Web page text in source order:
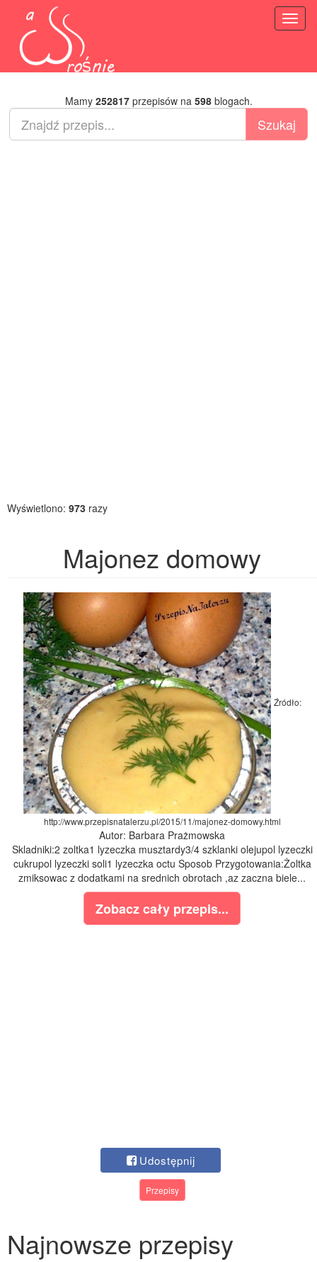
Mamy 252817przepisów na 598blogach.
Wyświetlono: 973 razy
Majonez domowy
Źródło:
http://www.przepisnatalerzu.pl/2015/11/majonez-domowy.html
Autor: Barbara Prażmowska
Skladniki:2 zoltka1 lyzeczka musztardy3/4 szklanki olejupol lyzeczki
cukrupol lyzeczki soli1 lyzeczka octu Sposob Przygotowania:Żoltka
zmiksowac z dodatkami na srednich obrotach ,az zaczna biele...
Zobacz cały przepis...
Udostępnij
Przepisy
Najnowsze przepisy